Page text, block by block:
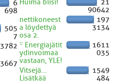
6
698
505
7
3782
3667
90642
nettikoneest
a löydettyä
osa 2.
197
3134
* Energiajätit
ydinvoimaa
vastaan, YLE!
1611
035
Vitsejä...
Lisätkää
1549
484